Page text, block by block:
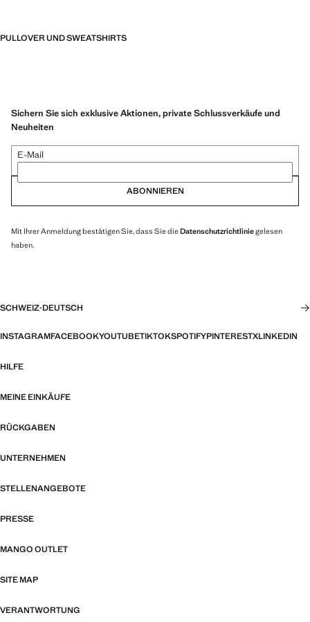
PULLOVER UND SWEATSHIRTS
Sichern Sie sich exklusive Aktionen, private Schlussverkäufe und
Neuheiten
E-Mail
ABONNIEREN
Mit Ihrer Anmeldung bestätigen Sie, dass Sie dieDatenschutzrichtliniegelesen
haben.
SCHWEIZ·DEUTSCH
INSTAGRAMFACEBOOKYOUTUBETIKTOKSPOTIFYPINTERESTXLINKEDIN
HILFE
MEINE EINKÄUFE
RÜCKGABEN
UNTERNEHMEN
STELLENANGEBOTE
PRESSE
MANGO OUTLET
SITE MAP
VERANTWORTUNG